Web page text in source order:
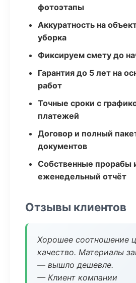
фотоэтапы
Аккуратность на
уборка
Фиксируем смету до
Гарантия до 5 лет на
работ
Точные сроки с
платежей
Договор и полный
документов
Собственные прорабы
еженедельный отчёт
Отзывы клиентов
Хорошее соотношение
качество. Материалы
— вышло дешевле.
— Клиент компании